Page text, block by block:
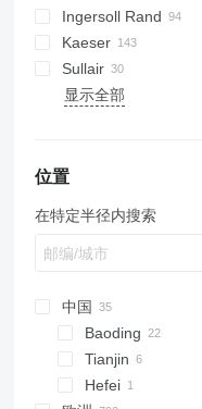
QAX
XAHS
XAS
XATS
DLT
DS
H-series
B-series
G-series
Citymaster
Ingersoll Rand
G-series
P-series
R-series
Kaeser
M-series
K-series
M-series
MIC
MDVN
Sullair
38K
900
显示全部
位置
在特定半径内搜索
中国
Baoding
Tianjin
Hefei